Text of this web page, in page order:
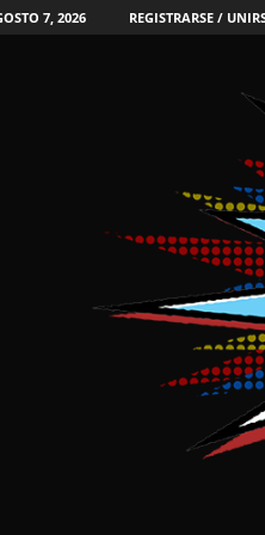
7, 2026 REGISTRARSE /